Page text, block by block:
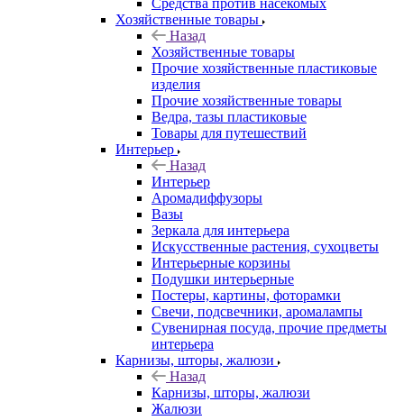
Средства против насекомых
Хозяйственные товары
Назад
Хозяйственные товары
Прочие хозяйственные пластиковые
изделия
Прочие хозяйственные товары
Ведра, тазы пластиковые
Товары для путешествий
Интерьер
Назад
Интерьер
Аромадиффузоры
Вазы
Зеркала для интерьера
Искусственные растения, сухоцветы
Интерьерные корзины
Подушки интерьерные
Постеры, картины, фоторамки
Свечи, подсвечники, аромалампы
Сувенирная посуда, прочие предметы
интерьера
Карнизы, шторы, жалюзи
Назад
Карнизы, шторы, жалюзи
Жалюзи